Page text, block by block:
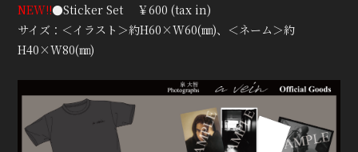
NEW!!●Sticker Set ￥600 (tax in)
サイズ：＜イラスト＞約H60×W60(㎜)、＜ネーム＞約
H40×W80(㎜)